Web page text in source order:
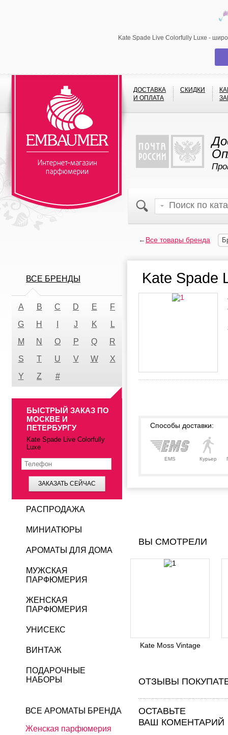
Kate Spade Live Colorfully Luxe -
ДОСТАВКА
И ОПЛАТА
СКИДКИ
←Все товары бренда
Kate Spade
Способы доставки:
EMS Курьер
ВЫ СМОТРЕЛИ
Kate Moss Vintage
ОТЗЫВЫ
ОСТАВЬТЕ
ВАШ КОМЕНТАРИЙ
ВСЕ БРЕНДЫ
A B C D E
F
G
H J K
L
M
N O P Q
R
S
T U V W
X
Y
Z #
БЫСТРЫЙ ЗАКАЗ ПО
МОСКВЕ И
ПЕТЕРБУРГУ
Kate Spade Live Colorfully
Luxe
ЗАКАЗАТЬ СЕЙЧАС
РАСПРОДАЖА
МИНИАТЮРЫ
АРОМАТЫ ДЛЯ ДОМА
МУЖСКАЯ
ПАРФЮМЕРИЯ
ЖЕНСКАЯ
ПАРФЮМЕРИЯ
УНИСЕКС
ВИНТАЖ
ПОДАРОЧНЫЕ
НАБОРЫ
ВСЕ АРОМАТЫ БРЕНДА
Женская парфюмерия